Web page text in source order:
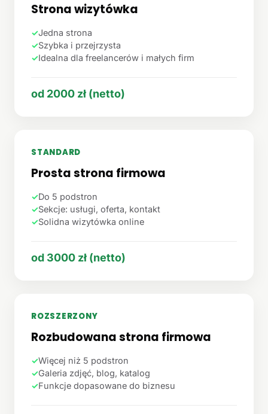
Strona wizytówka
✓Jedna strona
✓Szybka i przejrzysta
✓Idealna dla freelancerów i małych firm
od 2000 zł (netto)
STANDARD
Prosta strona firmowa
✓Do 5 podstron
✓Sekcje: usługi, oferta, kontakt
✓Solidna wizytówka online
od 3000 zł (netto)
ROZSZERZONY
Rozbudowana strona firmowa
✓Więcej niż 5 podstron
✓Galeria zdjęć, blog, katalog
✓Funkcje dopasowane do biznesu